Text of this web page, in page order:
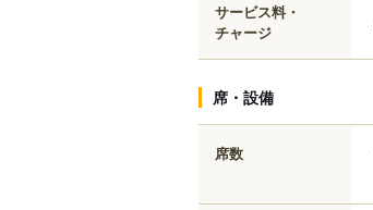
サービス料・
チャージ
席・設備
席数